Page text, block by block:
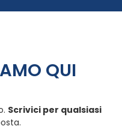
QUI
Scrivici per qualsiasi